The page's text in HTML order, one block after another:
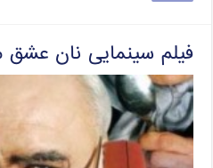
فیلم سینمایی نان عشق